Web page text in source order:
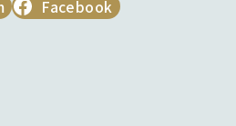
Facebook